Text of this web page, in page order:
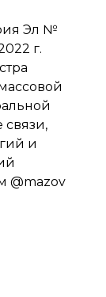
Эл №
г.
связи,
и
@mazov